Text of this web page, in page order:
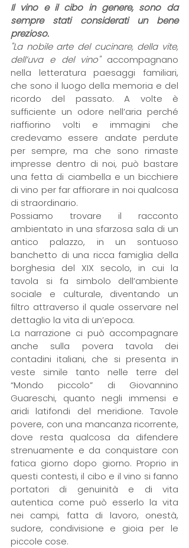
Il vino e il cibo in genere, sono da
sempre stati considerati un bene
prezioso.
"La nobile arte del cucinare, della vite,
dell’uva e del vino" accompagnano
nella letteratura paesaggi familiari,
che sono il luogo della memoria e del
ricordo del passato. A volte è
sufficiente un odore nell’aria perché
riaffiorino volti e immagini che
credevamo essere andate perdute
per sempre, ma che sono rimaste
impresse dentro di noi, può bastare
una fetta di ciambella e un bicchiere
di vino per far affiorare in noi qualcosa
di straordinario.
Possiamo trovare il racconto
ambientato in una sfarzosa sala di un
antico palazzo, in un sontuoso
banchetto di una ricca famiglia della
borghesia del XIX secolo, in cui la
tavola si fa simbolo dell’ambiente
sociale e culturale, diventando un
filtro attraverso il quale osservare nel
dettaglio la vita di un’epoca.
La narrazione ci può accompagnare
anche sulla povera tavola dei
contadini italiani, che si presenta in
veste simile tanto nelle terre del
“Mondo piccolo” di Giovannino
Guareschi, quanto negli immensi e
aridi latifondi del meridione. Tavole
povere, con una mancanza ricorrente,
dove resta qualcosa da difendere
strenuamente e da conquistare con
fatica giorno dopo giorno. Proprio in
questi contesti, il cibo e il vino si fanno
portatori di genuinità e di vita
autentica come può esserlo la vita
nei campi, fatta di lavoro, onestà,
sudore, condivisione e gioia per le
piccole cose.